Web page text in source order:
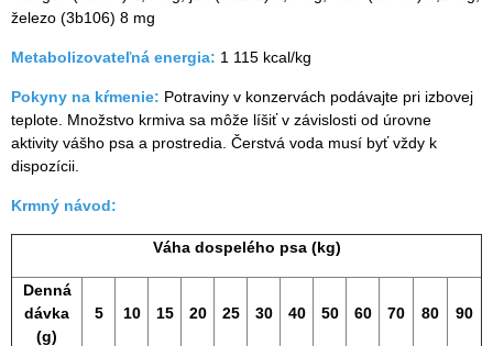
železo (3b106) 8 mg
Metabolizovateľná energia: 1 115 kcal/kg
Pokyny na kŕmenie: Potraviny v konzervách podávajte pri izbovej
teplote. Množstvo krmiva sa môže líšiť v závislosti od úrovne
aktivity vášho psa a prostredia. Čerstvá voda musí byť vždy k
dispozícii.
Krmný návod:
Váha dospelého psa (kg)
Denná
dávka
(g)
5 10 15 20 25 30 40 50 60 70 80 90